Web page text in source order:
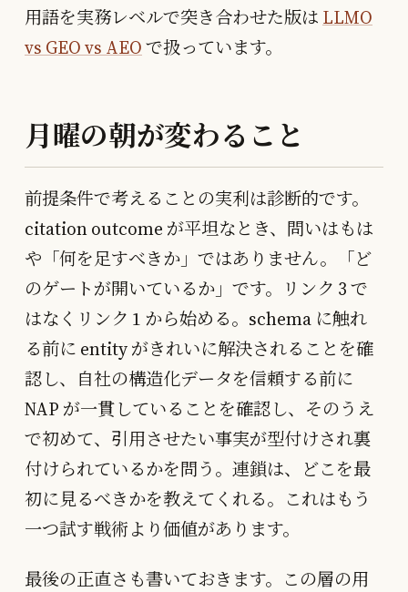
用語を実務レベルで突き合わせた版は LLMO
vs GEO vs AEOで扱っています。
月曜の朝が変わること
前提条件で考えることの実利は診断的です。
citation outcome が平坦なとき、問いはもは
や「何を足すべきか」ではありません。「ど
のゲートが開いているか」です。リンク 3 で
はなくリンク 1 から始める。schema に触れ
る前に entity がきれいに解決されることを確
認し、自社の構造化データを信頼する前に
NAP が一貫していることを確認し、そのうえ
で初めて、引用させたい事実が型付けされ裏
付けられているかを問う。連鎖は、どこを最
初に見るべきかを教えてくれる。これはもう
一つ試す戦術より価値があります。
最後の正直さも書いておきます。この層の用